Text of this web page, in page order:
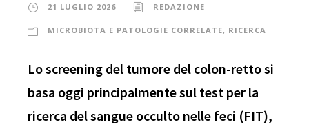
21 LUGLIO 2026 REDAZIONE
MICROBIOTA E PATOLOGIE CORRELATE, RICERCA
Lo screening del tumore del colon-retto si
basa oggi principalmente sul test per la
ricerca del sangue occulto nelle feci (FIT),